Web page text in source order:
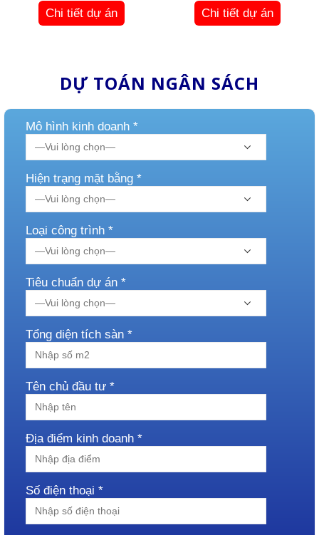
Chi tiết dự án
Chi tiết dự án
DỰ TOÁN NGÂN SÁCH
Mô hình kinh doanh *
Hiện trạng mặt bằng *
Loại công trình *
Tiêu chuẩn dự án *
Tổng diện tích sàn *
Tên chủ đầu tư *
Địa điểm kinh doanh *
Số điện thoại *